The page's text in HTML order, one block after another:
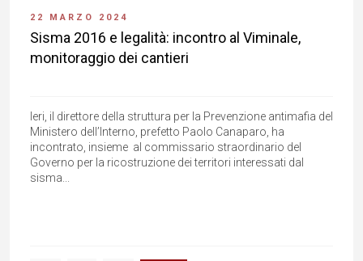
22 MARZO 2024
Sisma 2016 e legalità: incontro al Viminale,
monitoraggio dei cantieri
Ieri, il direttore della struttura per la Prevenzione antimafia del
Ministero dell’Interno, prefetto Paolo Canaparo, ha
incontrato, insieme al commissario straordinario del
Governo per la ricostruzione dei territori interessati dal
sisma...